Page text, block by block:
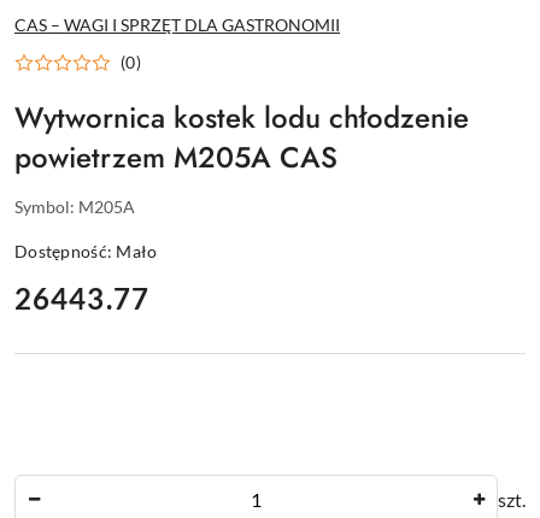
CAS – WAGI I SPRZĘT DLA GASTRONOMII
(0)
Wytwornica kostek lodu chłodzenie
powietrzem M205A CAS
Symbol: M205A
Dostępność: Mało
cena:
26443.77
szt.